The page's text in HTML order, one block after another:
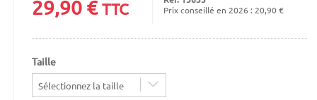
29,90€ TTC
Prix conseillé en 2026 : 20,90 €
Taille
Sélectionnez la taille